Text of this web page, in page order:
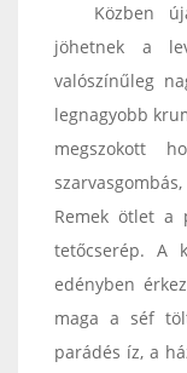
Közben
jöhetnek a
valószínűleg
legnagyobb
megszokott
Remek ötlet a
tetőcserép. A
edényben
maga a séf
parádés íz, a